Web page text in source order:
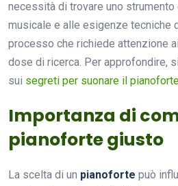
necessità di trovare uno
musicale e alle esigenze tecniche
processo che richiede attenzione
dose di ricerca. Per approfondire,
sui segreti per suonare il
Importanza di
pianoforte giusto
La scelta di un pianoforte può